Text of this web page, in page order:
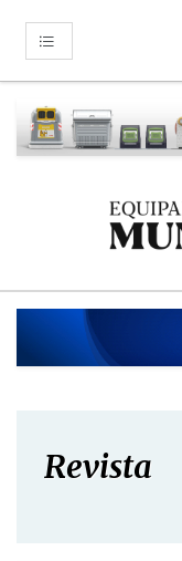
Revista